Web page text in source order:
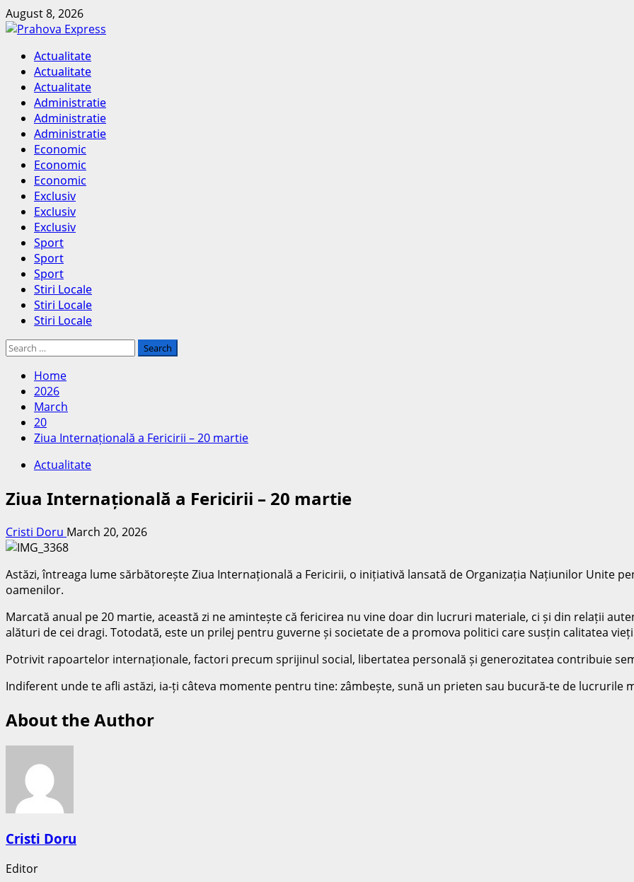
Skip
to
August 8, 2026
Primary
Menu
Actualitate
Actualitate
Actualitate
Administratie
Administratie
Administratie
Economic
Economic
Economic
Exclusiv
Exclusiv
Exclusiv
Sport
Sport
Sport
Stiri Locale
Stiri Locale
Stiri Locale
Search
Home
2026
March
20
Ziua Internațională a Fericirii – 20 martie
Actualitate
Ziua Internațională a Fericirii – 20 martie
Cristi Doru March 20, 2026
Astăzi, întreaga lume sărbătorește Ziua Internațională a Fericirii, o inițiativă lansată de Organizația Națiunilor Unite
oamenilor.
Marcată anual pe 20 martie, această zi ne amintește că fericirea nu vine doar din lucruri materiale, ci și din relații
alături de cei dragi. Totodată, este un prilej pentru guverne și societate de a promova politici care susțin calitatea
Potrivit rapoartelor internaționale, factori precum sprijinul social, libertatea personală și generozitatea contribuie
Indiferent unde te afli astăzi, ia-ți câteva momente pentru tine: zâmbește, sună un prieten sau bucură-te de lucrurile
About the Author
Cristi Doru
Editor